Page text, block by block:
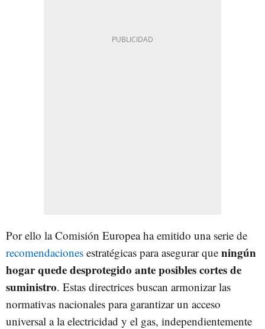
Por ello la Comisión Europea ha emitido una serie de
recomendaciones estratégicas para asegurar que ningún
hogar quede desprotegido ante posibles cortes de
suministro. Estas directrices buscan armonizar las
normativas nacionales para garantizar un acceso
universal a la electricidad y el gas, independientemente